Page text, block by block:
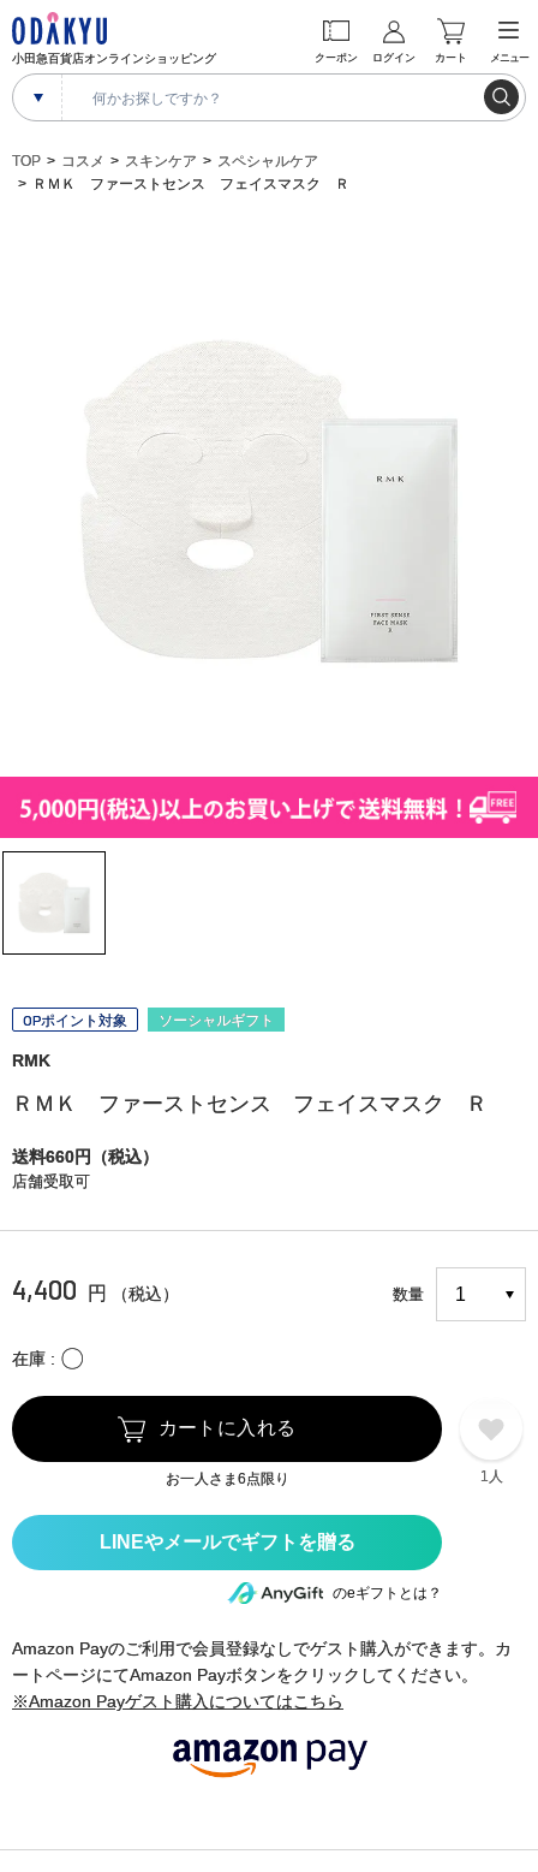
小田急百貨店オンラインショッピング クーポン ログイン カート メニュー
TOP コスメ スキンケア
スペシャルケア
ＲＭＫ ファーストセンス フェイスマスク Ｒ
OPポイント対象 ソーシャルギフト
RMK
ＲＭＫ ファーストセンス フェイスマスク Ｒ
送料660円（税込）
店舗受取可
4,400 円 （税込） 数量
在庫 〇
カートに入れる
お一人さま6点限り 1人
のeギフトとは？
Amazon Payのご利用で会員登録なしでゲスト購入ができます。カ
ートページにてAmazon Payボタンをクリックしてください。
※Amazon Payゲスト購入についてはこちら